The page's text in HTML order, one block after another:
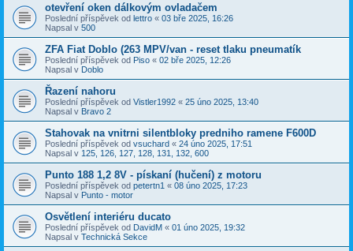
otevření oken dálkovým ovladačem
Poslední příspěvek od lettro « 03 bře 2025, 16:26
Napsal v 500
ZFA Fiat Doblo (263 MPV/van - reset tlaku pneumatík
Poslední příspěvek od Piso « 02 bře 2025, 12:26
Napsal v Doblo
Řazení nahoru
Poslední příspěvek od Vistler1992 « 25 úno 2025, 13:40
Napsal v Bravo 2
Stahovak na vnitrni silentbloky predniho ramene F600D
Poslední příspěvek od vsuchard « 24 úno 2025, 17:51
Napsal v 125, 126, 127, 128, 131, 132, 600
Punto 188 1,2 8V - pískaní (hučení) z motoru
Poslední příspěvek od petertn1 « 08 úno 2025, 17:23
Napsal v Punto - motor
Osvětlení interiéru ducato
Poslední příspěvek od DavidM « 01 úno 2025, 19:32
Napsal v Technická Sekce